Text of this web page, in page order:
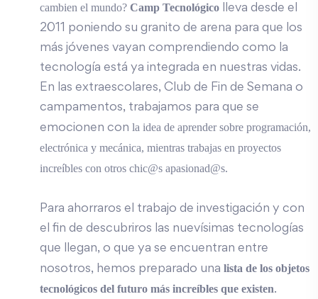
cambien el mundo? Camp Tecnológico
lleva desde el
2011 poniendo su granito de arena para que los
más jóvenes vayan comprendiendo como la
tecnología está ya integrada en nuestras vidas.
En las extraescolares, Club de Fin de Semana o
campamentos, trabajamos para que se
emocionen con la idea de aprender sobre programación,
electrónica y mecánica, mientras trabajas en proyectos
increíbles con otros chic@s apasionad@s.
Para ahorraros el trabajo de investigación y con
el fin de descubriros las nuevísimas tecnologías
que llegan, o que ya se encuentran entre
nosotros, hemos preparado una lista de los objetos
tecnológicos del futuro más increíbles que existen.